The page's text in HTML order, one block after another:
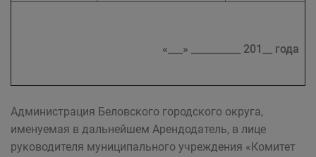
«___» __________ 201__ года
Администрация Беловского городского округа,
именуемая в дальнейшем Арендодатель, в лице
руководителя муниципального учреждения «Комитет